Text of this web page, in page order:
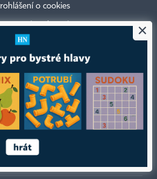
o cookies
soukromí
Všeobecné smluvní podmínky
×